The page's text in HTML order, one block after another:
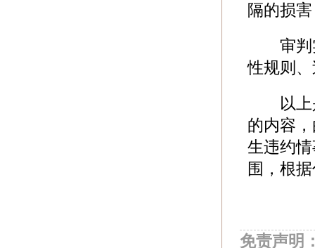
隔的损
审判实
性规则
以上
的内容
生违约
围，根
免责声明